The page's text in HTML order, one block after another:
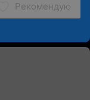
Рекомендую